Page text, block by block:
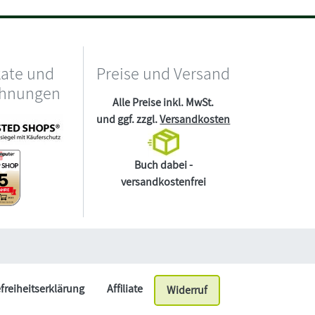
und
Preise und Versand
Alle Preise inkl. MwSt.
und ggf. zzgl.Versandkosten
Buch dabei -
versandkostenfrei
Affiliate Widerruf